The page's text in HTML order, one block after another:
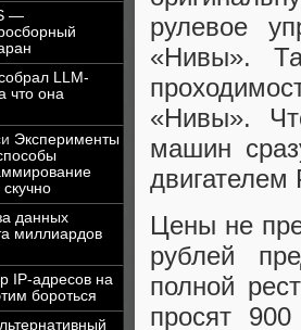
—
LLM-
что она
Эксперименты
данных
миллиардов
IP-адресов на
бороться
рулевое
«Нивы».
«Нивы».
машин
двигателем
Цены не
рублей
полной
просят